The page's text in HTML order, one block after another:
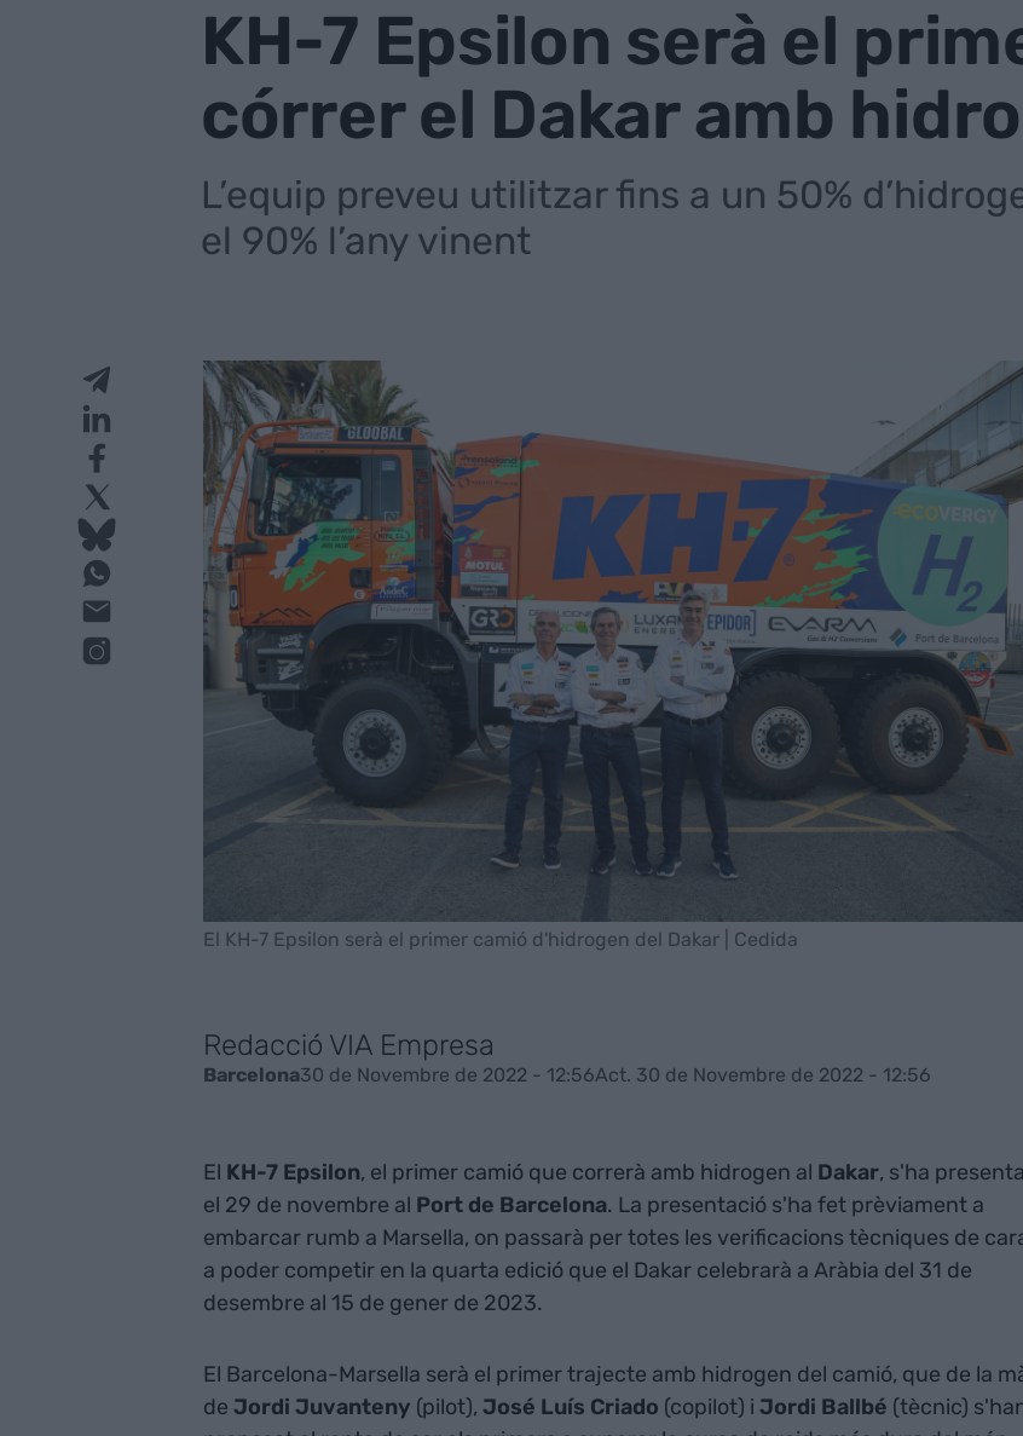
KH-7 Epsilon serà el
córrer el Dakar amb
L’equip preveu utilitzar fins a un 50%
el 90% l’any vinent
El KH-7 Epsilon serà el primer camió d'hidrogen del Dakar | Cedida
Redacció VIA Empresa
Barcelona30 de Novembre de 2022 - 12:56Act. 30 de Novembre de 2022 - 12:56
El KH-7 Epsilon, el primer camió que correrà amb hidrogen al Dakar, s'ha
el 29 de novembre al Port de Barcelona. La presentació s'ha fet prèviament a
embarcar rumb a Marsella, on passarà per totes les verificacions tècniques de
a poder competir en la quarta edició que el Dakar celebrarà a Aràbia del 31 de
desembre al 15 de gener de 2023.
El Barcelona-Marsella serà el primer trajecte amb hidrogen del camió, que de la
de Jordi Juvanteny (pilot), José Luís Criado (copilot) i Jordi Ballbé (tècnic)